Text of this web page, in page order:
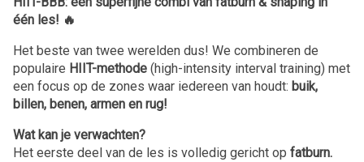
één les! 🔥
Het beste van twee werelden dus! We combineren de
populaire HIIT-methode (high-intensity interval training) met
een focus op de zones waar iedereen van houdt: buik,
billen, benen, armen en rug!
Wat kan je verwachten?
Het eerste deel van de les is volledig gericht op fatburn.